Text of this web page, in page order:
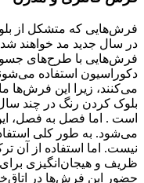
فرش‌هایی که متشکل از
در سال جدید مد خواهند شد
فرش‌هایی با طرح‌های
دکوراسیون استفاده
می‌کنند، زیرا این فرش‌ها
بلوک کردن رنگ در چند
است . اما فصل به فصل،
می‌شود. به طور کلی
نیست. اما استفاده از آن
ظریف‌ و هیجان‌انگیزی
حضور این فرش‌ها در